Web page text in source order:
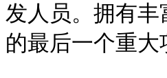
发人员。拥有
的最后一个重大